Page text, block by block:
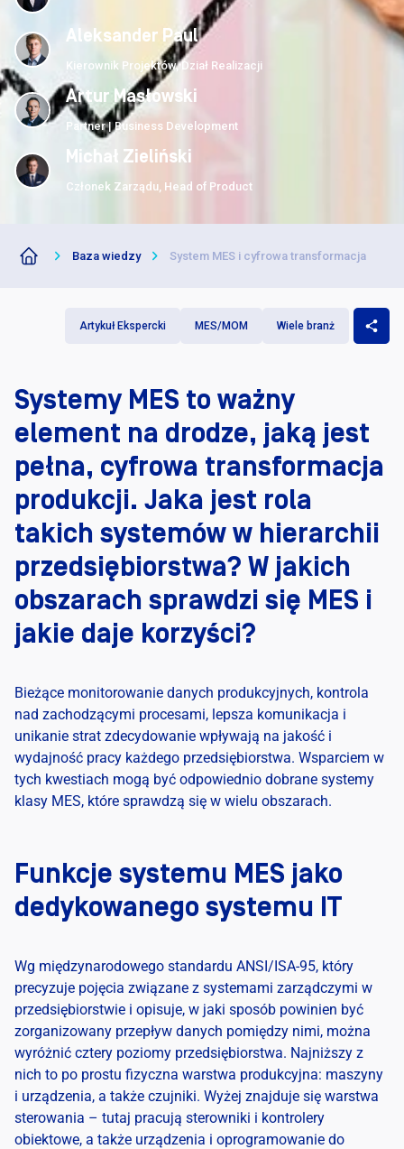
Aleksander Paul
Kierownik Projektów, Dział Realizacji
Artur Masłowski
Partner | Business Development
Michał Zieliński
Członek Zarządu, Head of Product
Baza wiedzy System MES i cyfrowa transformacja
Artykuł Ekspercki MES/MOM Wiele branż
Systemy MES to ważny
element na drodze, jaką jest
pełna, cyfrowa transformacja
produkcji. Jaka jest rola
takich systemów w hierarchii
przedsiębiorstwa? W jakich
obszarach sprawdzi się MES i
jakie daje korzyści?
Bieżące monitorowanie danych produkcyjnych, kontrola
nad zachodzącymi procesami, lepsza komunikacja i
unikanie strat zdecydowanie wpływają na jakość i
wydajność pracy każdego przedsiębiorstwa. Wsparciem w
tych kwestiach mogą być odpowiednio dobrane systemy
klasy MES, które sprawdzą się w wielu obszarach.
Funkcje systemu MES jako
dedykowanego systemu IT
Wg międzynarodowego standardu ANSI/ISA-95, który
precyzuje pojęcia związane z systemami zarządczymi w
przedsiębiorstwie i opisuje, w jaki sposób powinien być
zorganizowany przepływ danych pomiędzy nimi, można
wyróżnić cztery poziomy przedsiębiorstwa. Najniższy z
nich to po prostu fizyczna warstwa produkcyjna: maszyny
i urządzenia, a także czujniki. Wyżej znajduje się warstwa
sterowania – tutaj pracują sterowniki i kontrolery
obiektowe, a także urządzenia i oprogramowanie do